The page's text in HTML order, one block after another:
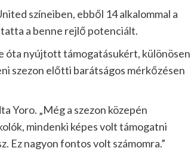
színeiben, ebből 14 alkalommal a
a benne rejlő potenciált.
óta nyújtott támogatásukért, különösen
szezon előtti barátságos mérkőzésen
Yoro. „Még a szezon közepén
mindenki képes volt támogatni
Ez nagyon fontos volt számomra.”